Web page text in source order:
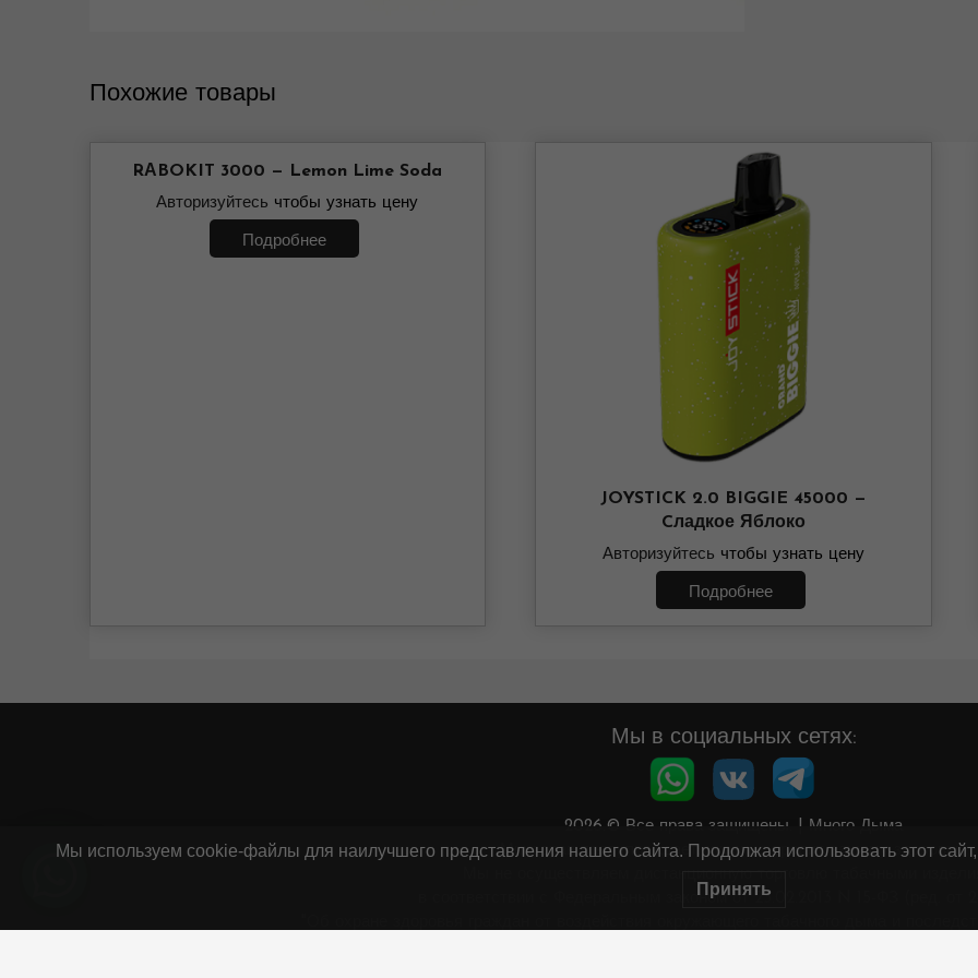
Похожие товары
RАBOKIT 3000 — Lemon Lime Soda
Авторизуйтесь чтобы узнать цену
Подробнее
JOYSTICK 2.0 BIGGIE 45000 —
Cладкое Яблоко
Авторизуйтесь чтобы узнать цену
Подробнее
Мы в социальных сетях:
2026.© Все права защищены. | Много Дыма
Минздрав предупреждает: курение вредит вашему здоровью
в соответствии с Федеральным законом от 23.02.2013 N 15-ФЗ (ред. от
Мы используем cookie-файлы для наилучшего представления нашего сайта. Продолжая использовать этот
Принять